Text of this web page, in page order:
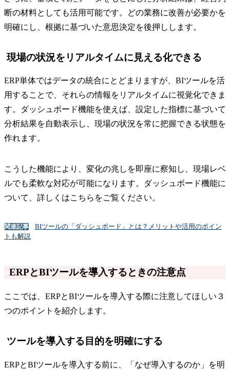
断の材料としても活用可能です。どの業務に改善が必要かを
明確にし、根拠に基づいた意思決定を後押しします。
現場の状況をリアルタイムに見える化できる
ERP単体ではデータの統合にとどまりますが、BIツールを活
用することで、それらの情報をリアルタイムに視覚化できま
す。ダッシュボード機能を使えば、設定した指標に基づいて
分析結果を自動表示し、現場の状況を常に把握できる状態を
作れます。
こうした機能により、変化の兆しを即座に察知し、現場レベ
ルでも柔軟な対応が可能になります。ダッシュボード機能に
ついて、詳しくはこちらをご覧ください。
関連記事
BIツールの「ダッシュボード」とは？メリットや活用のポイン
トも解説
ERPとBIツールを導入するときの注意点
ここでは、ERPとBIツールを導入する際に注意してほしい３
つのポイントを紹介します。
ツールを導入する目的を明確にする
ERPとBIツールを導入する前に、「なぜ導入するのか」を明